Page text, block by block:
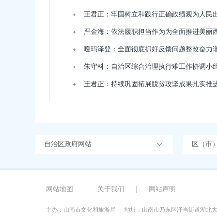
王君正：牢固树立和践行正确政绩观为人民
严金海：依法履职担当作为为全面推进美丽
嘎玛泽登：全面彻底抓好反馈问题整改奋力
朱守科：自治区综合治理执行难工作协调小
自治区政府网站 区（市
网站地图 关于我们 网站声明
主办：山南市文化和旅游局 地址：山南市乃东区泽当街道湖北